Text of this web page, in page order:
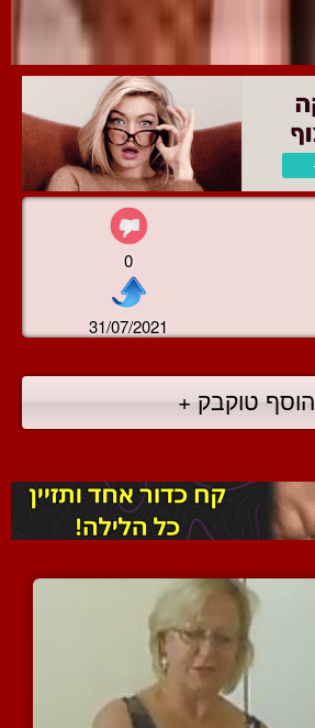
0
31/07/2021
הוסף טוקבק +